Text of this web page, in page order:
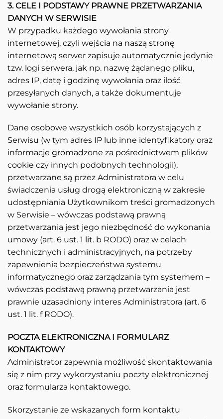
3. CELE I PODSTAWY PRAWNE PRZETWARZANIA
DANYCH W SERWISIE
W przypadku każdego wywołania strony
internetowej, czyli wejścia na naszą stronę
internetową serwer zapisuje automatycznie jedynie
tzw. logi serwera, jak np. nazwę żądanego pliku,
adres IP, datę i godzinę wywołania oraz ilość
przesyłanych danych, a także dokumentuje
wywołanie strony.
Dane osobowe wszystkich osób korzystających z
Serwisu (w tym adres IP lub inne identyfikatory oraz
informacje gromadzone za pośrednictwem plików
cookie czy innych podobnych technologii),
przetwarzane są przez Administratora w celu
świadczenia usług drogą elektroniczną w zakresie
udostępniania Użytkownikom treści gromadzonych
w Serwisie – wówczas podstawą prawną
przetwarzania jest jego niezbędność do wykonania
umowy (art. 6 ust. 1 lit. b RODO) oraz w celach
technicznych i administracyjnych, na potrzeby
zapewnienia bezpieczeństwa systemu
informatycznego oraz zarządzania tym systemem –
wówczas podstawą prawną przetwarzania jest
prawnie uzasadniony interes Administratora (art. 6
ust. 1 lit. f RODO).
POCZTA ELEKTRONICZNA I FORMULARZ
KONTAKTOWY
Administrator zapewnia możliwość skontaktowania
się z nim przy wykorzystaniu poczty elektronicznej
oraz formularza kontaktowego.
Skorzystanie ze wskazanych form kontaktu